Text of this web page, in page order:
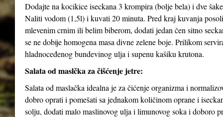
Dodajte na kocikice iseckana 3 krompira (bolje bela) i dve
Naliti vodom (1,5l) i kuvati 20 minuta. Pred kraj kuvanja
mlevenim crnim ili belim biberom, dodati jedan čen sitno
se ne dobije homogena masa divne zelene boje. Prilikom
hladnoceđenog bundevinog ulja i supenu kašiku krutona.
Salata od maslčka za čišćenje jetre:
Salata od maslačka idealna je za čićenje organizma i
dobro oprati i pomešati sa jednakom količinom oprane i
solju, dodati malo maslinovog ulja i limunovog soka i doboro